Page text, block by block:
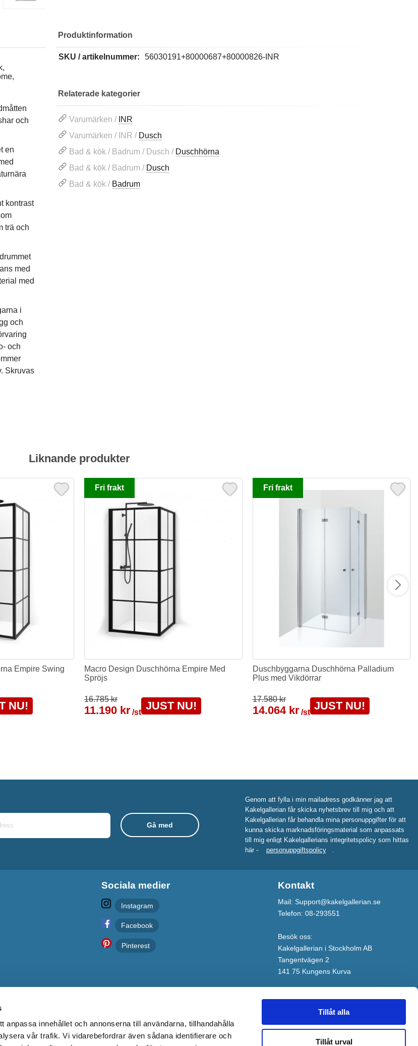
anpassa innehållet och annonserna till användarna, tillhandahålla
vår trafik. Vi vidarebefordrar även sådana identifierare och
Tillåt alla
Tillåt urval
och
en
kontrast
trä och
med
med
i
och
och
Skruvas
Produktinformation
SKU / artikelnummer: 56030191+80000687+80000826-INR
Relaterade kategorier
Varumärken / INR
Varumärken / INR / Dusch
Bad & kök / Badrum / Dusch / Duschhörna
Bad & kök / Badrum / Dusch
Bad & kök / Badrum
Liknande produkter
Empire Swing
NU!
Macro Design Duschhörna Empire Med
Spröjs
16.785 kr
11.190 kr/st
JUST NU!
Fri frakt
Duschbyggarna Duschhörna Palladium
Plus med Vikdörrar
17.580 kr
14.064 kr /st
JUST NU!
Fri frakt
Genom att fylla i min mailadress godkänner jag att
Kakelgallerian får skicka nyhetsbrev till mig och att
Kakelgallerian får behandla mina personuppgifter för att
kunna skicka marknadsföringsmaterial som anpassats
till mig enligt Kakelgallerians integritetspolicy som hittas
här -
personuppgiftspolicy
Sociala medier
Instagram
Facebook
Pinterest
Kontakt
Mail: Support@kakelgallerian.se
Telefon: 08-293551
Besök oss:
Kakelgallerian i Stockholm AB
Tangentvägen 2
141 75 Kungens Kurva